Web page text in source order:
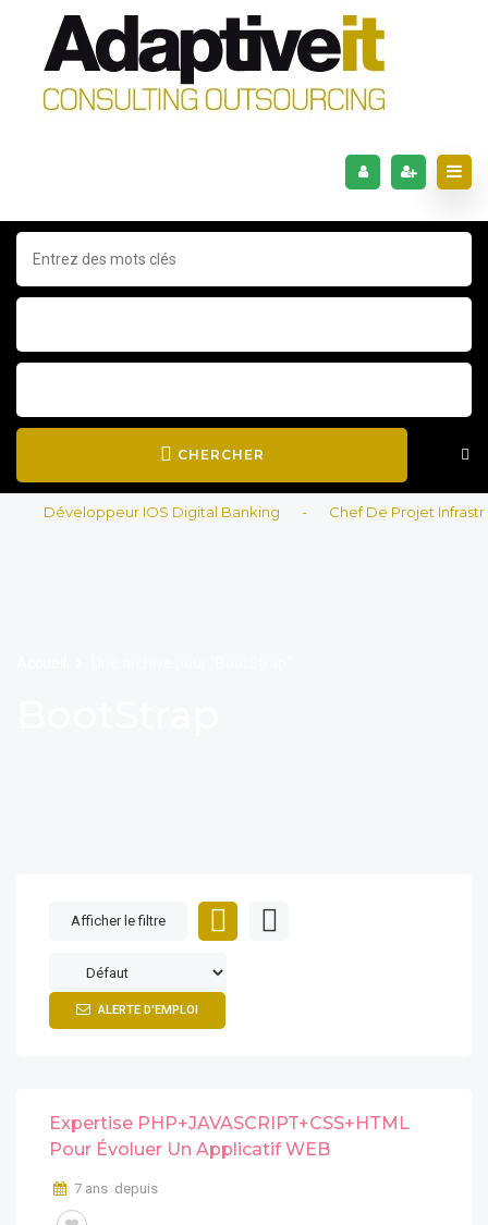
CHERCHER
Développeur IOS Digital Banking Chef De Projet
Afficher le filtre
ALERTE D'EMPLOI
Expertise PHP+JAVASCRIPT+CSS+HTML
Pour Évoluer Un Applicatif WEB
7 ans depuis